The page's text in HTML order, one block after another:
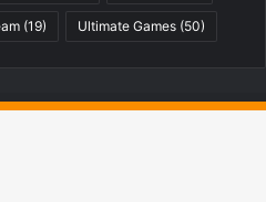
(19) Ultimate Games (50)